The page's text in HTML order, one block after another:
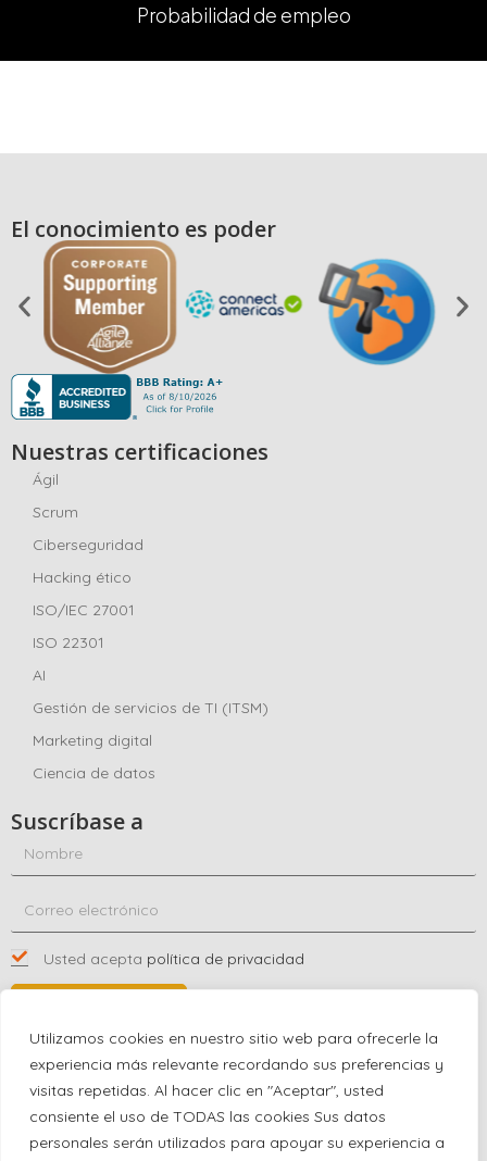
Utilizamos cookies en nuestro sitio web para ofrecerle la
experiencia más relevante recordando sus preferencias y
visitas repetidas. Al hacer clic en "Aceptar", usted
consiente el uso de TODAS las cookies Sus datos
personales serán utilizados para apoyar su experiencia a
Probabilidad de empleo
El conocimiento es poder
Nuestras certificaciones
Ágil
Scrum
Ciberseguridad
Hacking ético
ISO/IEC 27001
ISO 22301
AI
Gestión de servicios de TI (ITSM)
Marketing digital
Ciencia de datos
Suscríbase a
Usted acepta política de privacidad
Póngase en contacto con nosotros
+1 (863) 591-0316
+1 (866) 480-9591